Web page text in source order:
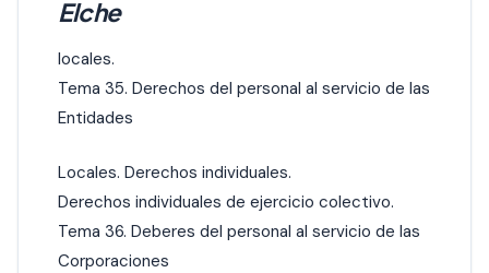
Elche
locales.
Tema 35. Derechos del personal al servicio de las
Entidades
Locales. Derechos individuales.
Derechos individuales de ejercicio colectivo.
Tema 36. Deberes del personal al servicio de las
Corporaciones